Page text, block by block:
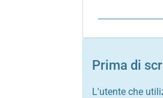
Prima di
L'utente che